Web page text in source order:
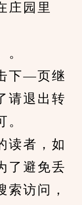
庄园里
下—页继
请退出转
者，如
了避免丢
索访问，